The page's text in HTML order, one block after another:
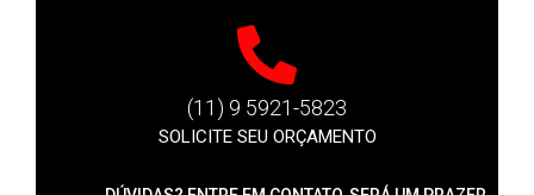
(11) 9 5921-5823
SOLICITE SEU ORÇAMENTO